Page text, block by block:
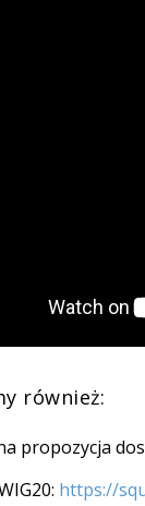
również:
propozycja
https://